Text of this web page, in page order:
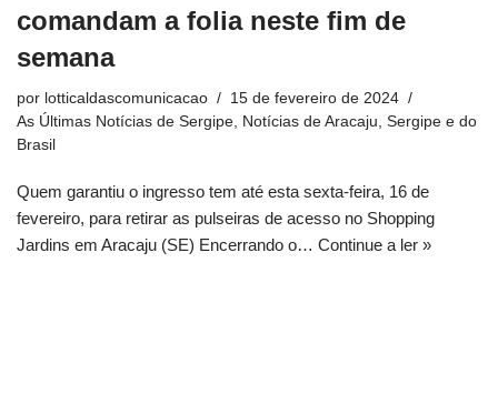
comandam a folia neste fim de
semana
por lotticaldascomunicacao
15 de fevereiro de 2024
As Últimas Notícias de Sergipe Notícias de Aracaju, Sergipe e do
Brasil
Quem garantiu o ingresso tem até esta sexta-feira, 16 de
fevereiro, para retirar as pulseiras de acesso no Shopping
Jardins em Aracaju (SE) Encerrando o… Continue a ler »